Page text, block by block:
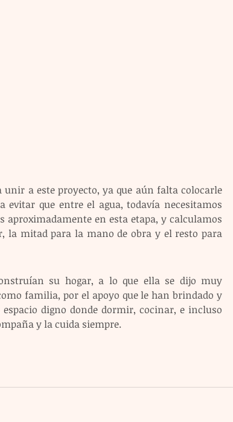
a este proyecto, ya que aún falta colocarle
que entre el agua, todavía necesitamos
aproximadamente en esta etapa, y calculamos
la mitad para la mano de obra y el resto para
su hogar, a lo que ella se dijo muy
familia, por el apoyo que le han brindado y
digno donde dormir, cocinar, e incluso
y la cuida siempre.